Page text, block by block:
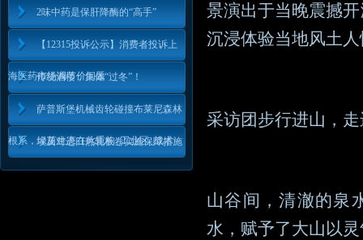
2味中药是保肝降酶的“高手”
【12315投诉公示】消费者投诉上
海医药市场调节价问题
传统酒楼，集体“过冬”！
萨普斯堡机械齿轮碰撞布莱尼森林
根系，绿茵生态在此重构_工业区_战术
埃及对进口热轧板卷实施保障措施
景演出于当晚震撼
沉浸体验当地风土
采访团步行进山，
山谷间，清澈的泉
水，赋予了大山以